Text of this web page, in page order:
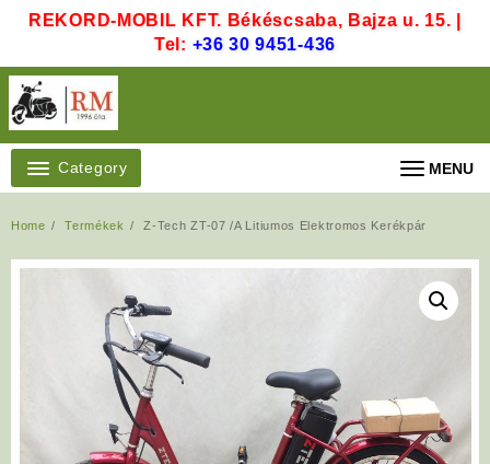
REKORD-MOBIL KFT. Békéscsaba, Bajza u. 15. |
Tel: +36 30 9451-436
Category MENU
Home Termékek Z-Tech ZT-07 /A Litiumos Elektromos Kerékpár